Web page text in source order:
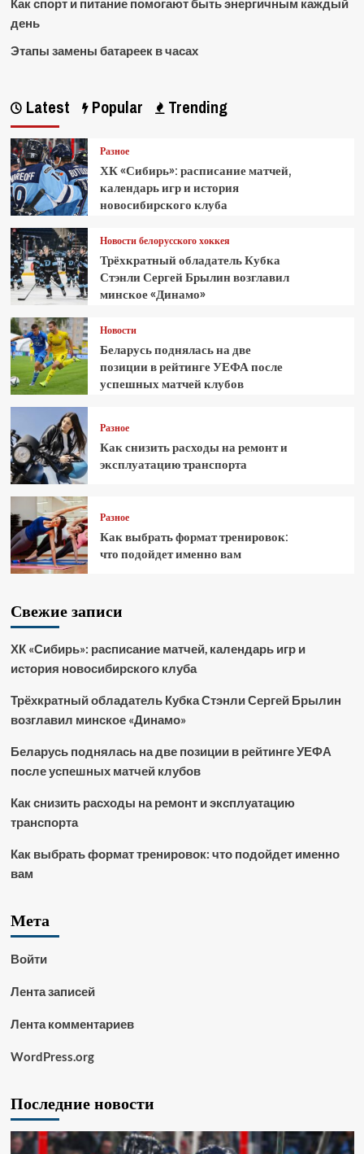
Как спорт и питание помогают быть энергичным каждый
день
Этапы замены батареек в часах
Latest Popular Trending
Разное
ХК «Сибирь»: расписание матчей,
календарь игр и история
новосибирского клуба
Новости белорусского хоккея
Трёхкратный обладатель Кубка
Стэнли Сергей Брылин возглавил
минское «Динамо»
Новости
Беларусь поднялась на две
позиции в рейтинге УЕФА после
успешных матчей клубов
Разное
Как снизить расходы на ремонт и
эксплуатацию транспорта
Разное
Как выбрать формат тренировок:
что подойдет именно вам
Свежие записи
ХК «Сибирь»: расписание матчей, календарь игр и
история новосибирского клуба
Трёхкратный обладатель Кубка Стэнли Сергей Брылин
возглавил минское «Динамо»
Беларусь поднялась на две позиции в рейтинге УЕФА
после успешных матчей клубов
Как снизить расходы на ремонт и эксплуатацию
транспорта
Как выбрать формат тренировок: что подойдет именно
вам
Мета
Войти
Лента записей
Лента комментариев
WordPress.org
Последние новости